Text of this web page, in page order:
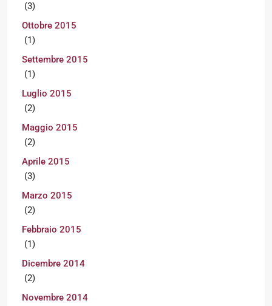
(3)
Ottobre 2015
(1)
Settembre 2015
(1)
Luglio 2015
(2)
Maggio 2015
(2)
Aprile 2015
(3)
Marzo 2015
(2)
Febbraio 2015
(1)
Dicembre 2014
(2)
Novembre 2014